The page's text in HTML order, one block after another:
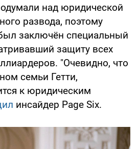
над юридической
развода, поэтому
заключён специальный
защиту всех
"Очевидно, что
семьи Гетти,
к юридическим
инсайдер Page Six.